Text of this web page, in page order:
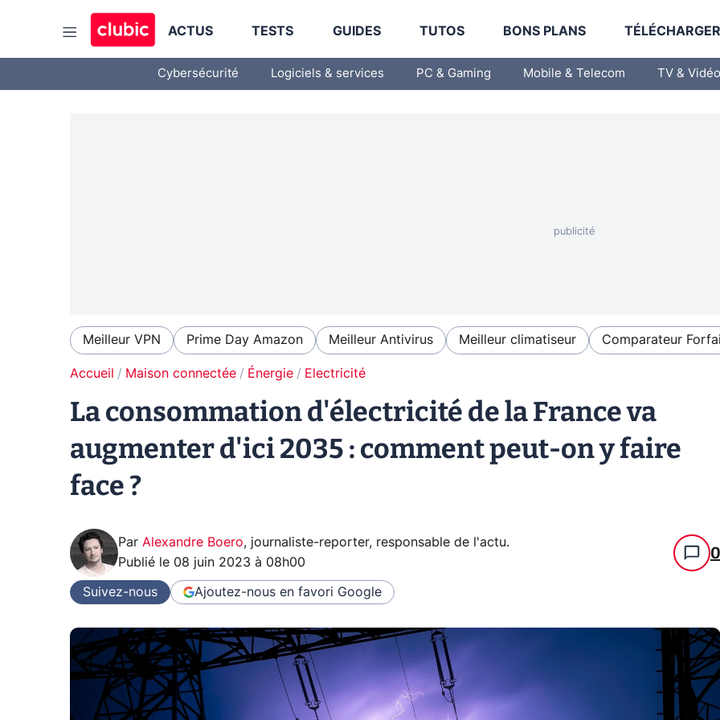
ACTUS TESTS GUIDES TUTOS BONS PLANS
Cybersécurité Logiciels & services PC & Gaming Mobile & Telecom TV & Vidéo
Meilleur VPN Prime Day Amazon Meilleur Antivirus Meilleur climatiseur Comparateur
Accueil Maison connectée Énergie Electricité
La consommation d'électricité de la France va
augmenter d'ici 2035 : comment peut-on y faire
face ?
Par Alexandre Boero, journaliste-reporter, responsable de l'actu.
Publié le 08 juin 2023 à 08h00 0
Suivez-nous Ajoutez-nous en favori Google